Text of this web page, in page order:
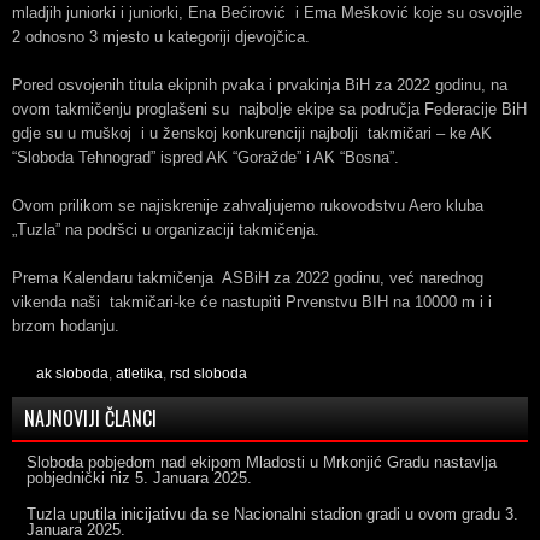
mladjih juniorki i juniorki, Ena Bećirović i Ema Mešković koje su osvojile
2 odnosno 3 mjesto u kategoriji djevojčica.
Pored osvojenih titula ekipnih pvaka i prvakinja BiH za 2022 godinu, na
ovom takmičenju proglašeni su najbolje ekipe sa područja Federacije BiH
gdje su u muškoj i u ženskoj konkurenciji najbolji takmičari – ke AK
“Sloboda Tehnograd” ispred AK “Goražde” i AK “Bosna”.
Ovom prilikom se najiskrenije zahvaljujemo rukovodstvu Aero kluba
„Tuzla” na podršci u organizaciji takmičenja.
Prema Kalendaru takmičenja ASBiH za 2022 godinu, već narednog
vikenda naši takmičari-ke će nastupiti Prvenstvu BIH na 10000 m i i
brzom hodanju.
ak sloboda, atletika, rsd sloboda
NAJNOVIJI ČLANCI
Sloboda pobjedom nad ekipom Mladosti u Mrkonjić Gradu nastavlja
pobjednički niz 5. Januara 2025.
Tuzla uputila inicijativu da se Nacionalni stadion gradi u ovom gradu 3.
Januara 2025.